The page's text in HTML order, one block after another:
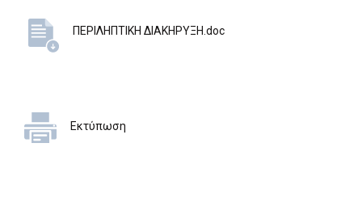
ΠΕΡΙΛΗΠΤΙΚΗ ΔΙΑΚΗΡΥΞΗ.doc
Εκτύπωση